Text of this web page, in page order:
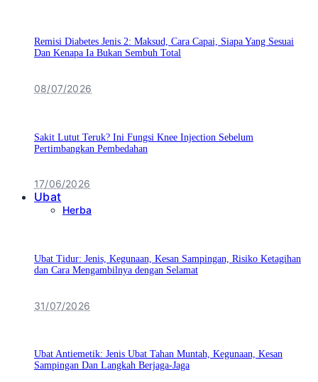
Remisi Diabetes Jenis 2: Maksud, Cara Capai, Siapa Yang Sesuai
Dan Kenapa Ia Bukan Sembuh Total
08/07/2026
Sakit Lutut Teruk? Ini Fungsi Knee Injection Sebelum
Pertimbangkan Pembedahan
17/06/2026
Ubat
Herba
Ubat Tidur: Jenis, Kegunaan, Kesan Sampingan, Risiko Ketagihan
dan Cara Mengambilnya dengan Selamat
31/07/2026
Ubat Antiemetik: Jenis Ubat Tahan Muntah, Kegunaan, Kesan
Sampingan Dan Langkah Berjaga-Jaga